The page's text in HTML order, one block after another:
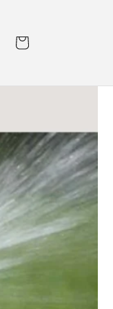
Carrito